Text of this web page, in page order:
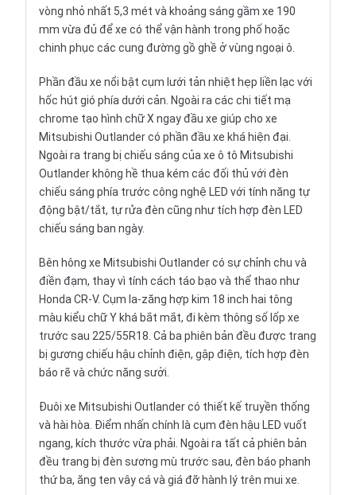
vòng nhỏ nhất 5,3 mét và khoảng sáng gầm xe 190
mm vừa đủ để xe có thể vận hành trong phố hoặc
chinh phục các cung đường gồ ghề ở vùng ngoại ô.
Phần đầu xe nổi bật cụm lưới tản nhiệt hẹp liền lạc với
hốc hút gió phía dưới cản. Ngoài ra các chi tiết mạ
chrome tạo hình chữ X ngay đầu xe giúp cho xe
Mitsubishi Outlander có phần đầu xe khá hiện đại.
Ngoài ra trang bị chiếu sáng của xe ô tô Mitsubishi
Outlander không hề thua kém các đối thủ với đèn
chiếu sáng phía trước công nghệ LED với tính năng tự
động bật/tắt, tự rửa đèn cũng như tích hợp đèn LED
chiếu sáng ban ngày.
Bên hông xe Mitsubishi Outlander có sự chỉnh chu và
điền đạm, thay vì tính cách táo bạo và thể thao như
Honda CR-V. Cụm la-zăng hợp kim 18 inch hai tông
màu kiểu chữ Y khá bắt mắt, đi kèm thông số lốp xe
trước sau 225/55R18. Cả ba phiên bản đều được trang
bị gương chiếu hậu chỉnh điện, gập điện, tích hợp đèn
báo rẽ và chức năng sưởi.
Đuôi xe Mitsubishi Outlander có thiết kế truyền thống
và hài hòa. Điểm nhấn chính là cụm đèn hậu LED vuốt
ngang, kích thước vừa phải. Ngoài ra tất cả phiên bản
đều trang bị đèn sương mù trước sau, đèn báo phanh
thứ ba, ăng ten vây cá và giá đỡ hành lý trên mui xe.